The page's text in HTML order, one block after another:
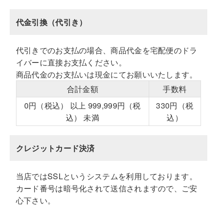
代金引換（代引き）
代引きでのお支払の場合、商品代金を宅配便のドラ
イバーに直接お支払ください。
商品代金のお支払いは現金にてお願いいたします。
合計金額
手数料
0円（税込） 以上 999,999円（税
込） 未満
330円（税
込）
クレジットカード決済
当店ではSSLというシステムを利用しております。
カード番号は暗号化されて送信されますので、ご安
心下さい。